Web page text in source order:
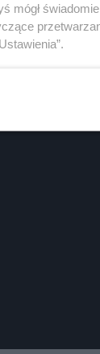
mógł